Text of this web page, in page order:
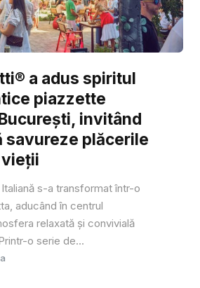
a adus spiritul
piazzette
invitând
savureze plăcerile
s-a transformat într-o
aducând în centrul
relaxată și convivială
o serie de...